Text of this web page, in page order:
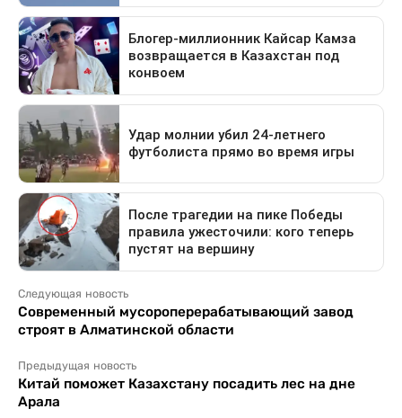
Следующая новость
Современный мусороперерабатывающий завод
строят в Алматинской области
Предыдущая новость
Китай поможет Казахстану посадить лес на дне
Арала